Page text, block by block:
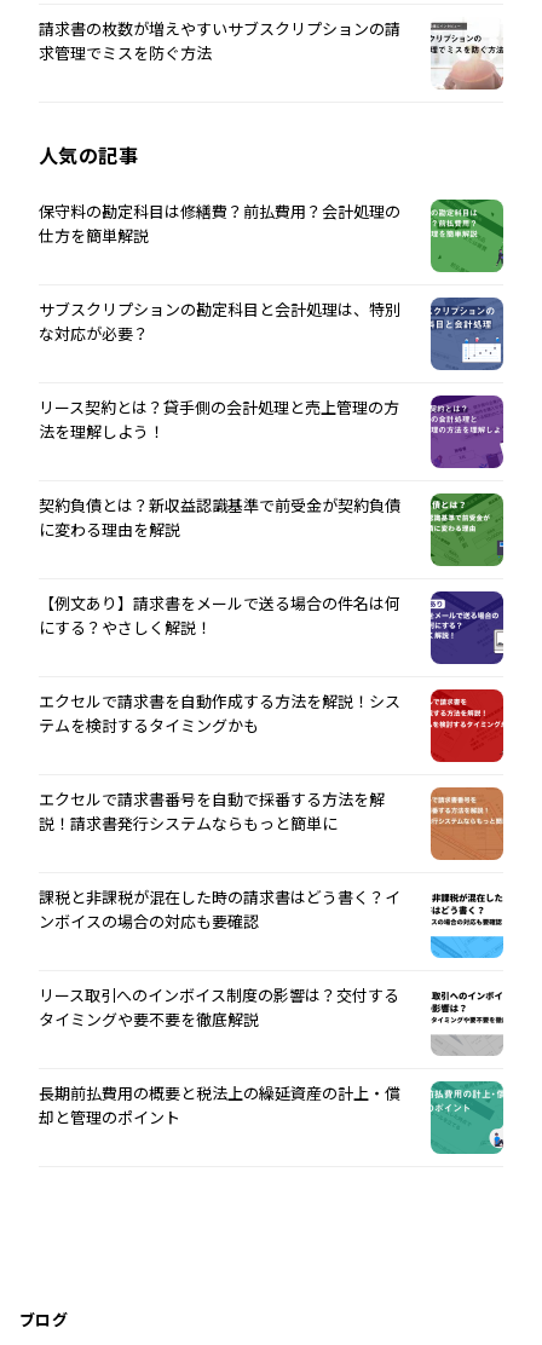
請求書の枚数が増えやすいサブスクリプションの請
求管理でミスを防ぐ方法
人気の記事
保守料の勘定科目は修繕費？前払費用？会計処理の
仕方を簡単解説
サブスクリプションの勘定科目と会計処理は、特別
な対応が必要？
リース契約とは？貸手側の会計処理と売上管理の方
法を理解しよう！
契約負債とは？新収益認識基準で前受金が契約負債
に変わる理由を解説
【例文あり】請求書をメールで送る場合の件名は何
にする？やさしく解説！
エクセルで請求書を自動作成する方法を解説！シス
テムを検討するタイミングかも
エクセルで請求書番号を自動で採番する方法を解
説！請求書発行システムならもっと簡単に
課税と非課税が混在した時の請求書はどう書く？イ
ンボイスの場合の対応も要確認
リース取引へのインボイス制度の影響は？交付する
タイミングや要不要を徹底解説
長期前払費用の概要と税法上の繰延資産の計上・償
却と管理のポイント
ブログ